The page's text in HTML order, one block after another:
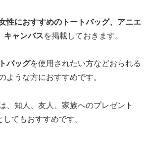
性におすすめのトートバッグ、アニエ
キャンバスを掲載しておきます。
バッグを使用されたい方などおられる
ような方におすすめです。
、知人、友人、家族へのプレゼント
てもおすすめです。